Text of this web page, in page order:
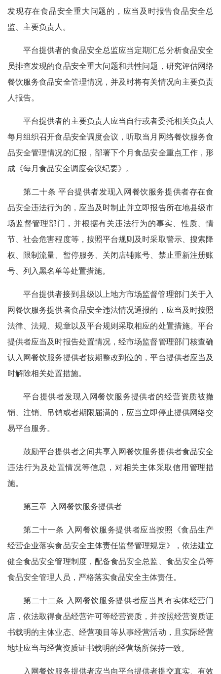
发现存在食品安全重大问题的，应当及时报告食品安全总
监、主要负责人。
平台提供者的食品安全总监应当定期汇总分析食品安全
员排查发现的食品安全重大问题和共性问题，研究评估网络
餐饮服务食品安全管理情况，并及时将有关情况向主要负责
人报告。
平台提供者的主要负责人应当自行或者委托相关负责人
每月组织召开食品安全调度会议，听取当月网络餐饮服务食
品安全管理情况的汇报，部署下个月食品安全重点工作，形
成《每月食品安全调度会议纪要》。
第二十条 平台提供者发现入网餐饮服务提供者存在食
品安全违法行为的，应当及时制止并立即报告所在地县级市
场监督管理部门，并根据有关违法行为的事实、性质、情
节、社会危害程度等，按照平台规则及时采取警示、搜索降
权、限制流量、暂停服务、关闭店铺账号、禁止重新注册账
号、列入黑名单等处置措施。
平台提供者接到县级以上地方市场监督管理部门关于入
网餐饮服务提供者食品安全违法情况通报的，应当及时按照
法律、法规、规章以及平台规则采取相应的处置措施。平台
提供者应当及时报告处置情况，经市场监督管理部门核查确
认入网餐饮服务提供者按期整改到位的，平台提供者应当及
时解除相关处置措施。
平台提供者发现入网餐饮服务提供者的经营资质被撤
销、注销、吊销或者期限届满的，应当立即停止提供网络交
易平台服务。
鼓励平台提供者之间共享入网餐饮服务提供者食品安全
违法行为及处置情况等信息，对相关主体采取信用管理措
施。
第三章 入网餐饮服务提供者
第二十一条 入网餐饮服务提供者应当按照《食品生产
经营企业落实食品安全主体责任监督管理规定》，依法建立
健全食品安全管理制度，配备食品安全总监、食品安全员等
食品安全管理人员，严格落实食品安全主体责任。
第二十二条 入网餐饮服务提供者应当具有实体经营门
店，依法取得食品经营许可等经营资质，并按照经营资质证
书载明的主体业态、经营项目等从事经营活动，且实际经营
地址应当与经营资质证书载明的经营场所保持一致。
入网餐饮服务提供者应当向平台提供者提交真实、有效